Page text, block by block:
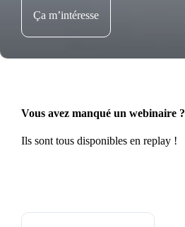
Ça m’intéresse
Vous avez manqué un webinaire ?
Ils sont tous disponibles en replay !